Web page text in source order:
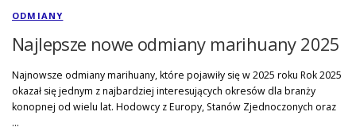
ODMIANY
Najlepsze nowe odmiany marihuany 2025
Najnowsze odmiany marihuany, które pojawiły się w 2025 roku Rok 2025
okazał się jednym z najbardziej interesujących okresów dla branży
konopnej od wielu lat. Hodowcy z Europy, Stanów Zjednoczonych oraz
…